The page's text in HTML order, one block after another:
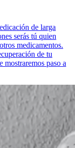
de larga
serás tú quien
medicamentos.
de tu
mostraremos paso a